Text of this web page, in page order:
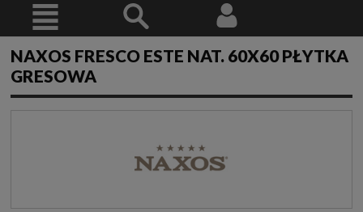
NAXOS FRESCO ESTE NAT. 60X60 PŁYTKA
GRESOWA